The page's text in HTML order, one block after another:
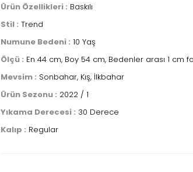
Ürün Özellikleri : Baskılı
Stil : Trend
Numune Bedeni : 10 Yaş
Ölçü : En 44 cm, Boy 54 cm, Bedenler arası 1 cm
Mevsim : Sonbahar, Kış, İlkbahar
Ürün Sezonu : 2022 / 1
Yıkama Derecesi : 30 Derece
Kalıp : Regular